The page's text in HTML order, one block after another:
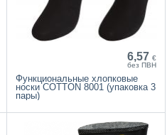
6,57 €
без ПВН
Функциональные хлопковые
носки COTTON 8001 (упаковка 3
пары)